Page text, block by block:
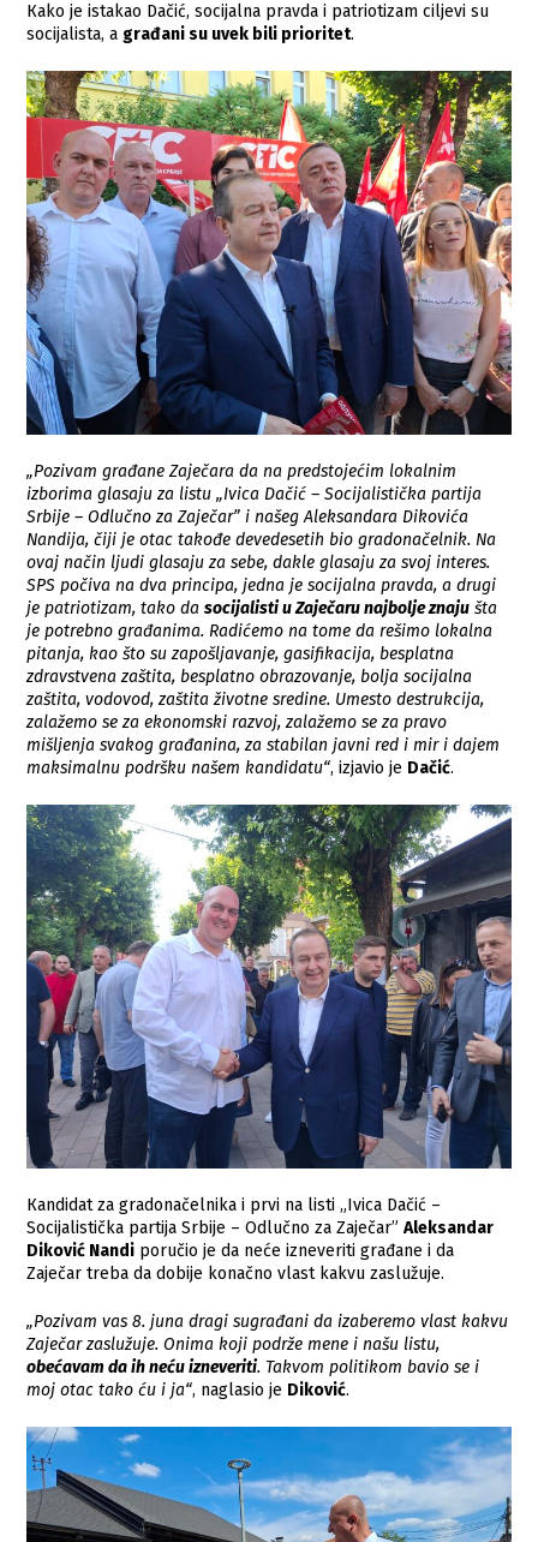
Кako je istakao Dačić, socijalna pravda i patriotizam ciljevi su
socijalista, a građani su uvek bili prioritet.
„Pozivam građane Zaječara da na predstojećim lokalnim
izborima glasaju za listu „Ivica Dačić – Socijalistička partija
Srbije – Odlučno za Zaječar” i našeg Aleksandara Dikovića
Nandija, čiji je otac takođe devedesetih bio gradonačelnik. Na
ovaj način ljudi glasaju za sebe, dakle glasaju za svoj interes.
SPS počiva na dva principa, jedna je socijalna pravda, a drugi
je patriotizam, tako dasocijalisti u Zaječaru najbolje znaju šta
je potrebno građanima. Radićemo na tome da rešimo lokalna
pitanja, kao što su zapošljavanje, gasifikacija, besplatna
zdravstvena zaštita, besplatno obrazovanje, bolja socijalna
zaštita, vodovod, zaštita životne sredine. Umesto destrukcija,
zalažemo se za ekonomski razvoj, zalažemo se za pravo
mišljenja svakog građanina, za stabilan javni red i mir i dajem
maksimalnu podršku našem kandidatu“, izjavio je Dačić.
Кandidat za gradonačelnika i prvi na listi „Ivica Dačić –
Socijalistička partija Srbije – Odlučno za Zaječar”Aleksandar
Diković Nandi poručio je da neće izneveriti građane i da
Zaječar treba da dobije konačno vlast kakvu zaslužuje.
„Pozivam vas 8. juna dragi sugrađani da izaberemo vlast kakvu
Zaječar zaslužuje. Onima koji podrže mene i našu listu,
obećavam da ih neću izneveriti. Takvom politikom bavio se i
moj otac tako ću i ja“, naglasio je Diković.